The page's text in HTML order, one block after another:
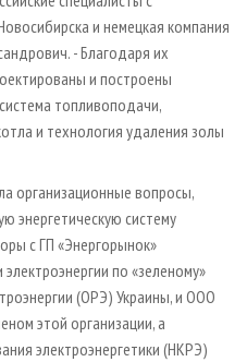
и немецкая компания
- Благодаря их
и построены
топливоподачи,
и технология удаления золы
организационные вопросы,
энергетическую систему
с ГП «Энергорынок»
по «зеленому»
(ОРЭ) Украины, и ООО
этой организации, а
электро­энергетики (НКРЭ)